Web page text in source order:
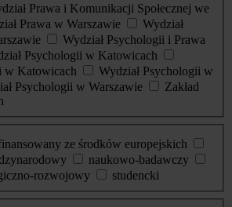
Prawa i Komunikacji Społecznej we
Prawa w Warszawie
Wydział
Wydział Psychologii i Prawa
Psychologii w Katowicach
w Katowicach
Wydział Psychologii w
Psychologii w Warszawie
Zakład
ze środków europejskich
naukowo-badawczy
rozwojowy
studencki